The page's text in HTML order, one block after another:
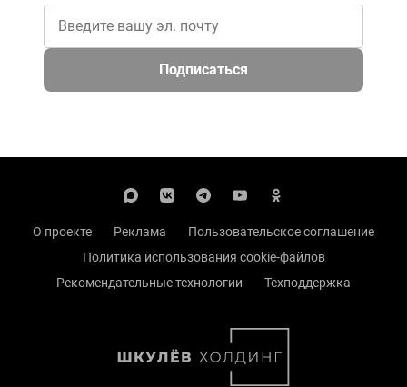
Подписаться
О проекте Реклама
Пользовательское соглашение
Политика использования cookie-файлов
Рекомендательные технологии
Техподдержка